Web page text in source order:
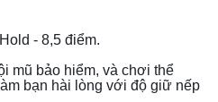
- 8,5 điểm.
mũ bảo hiểm, và chơi thể
bạn hài lòng với độ giữ nếp